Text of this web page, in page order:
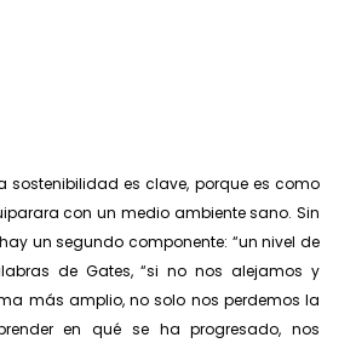
sostenibilidad es clave, porque es como
con un medio ambiente sano. Sin
un segun­do componente: “un nivel de
de Gates, “si no nos alejamos y
más amplio, no solo nos perdemos la
en qué se ha progresado, nos